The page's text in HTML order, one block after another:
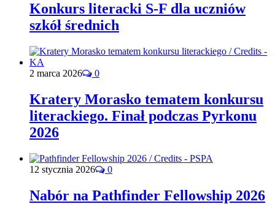
Konkurs literacki S-F dla uczniów
szkół średnich
2 marca 2026 0
Kratery Morasko tematem konkursu
literackiego. Finał podczas Pyrkonu
2026
12 stycznia 2026 0
Nabór na Pathfinder Fellowship 2026